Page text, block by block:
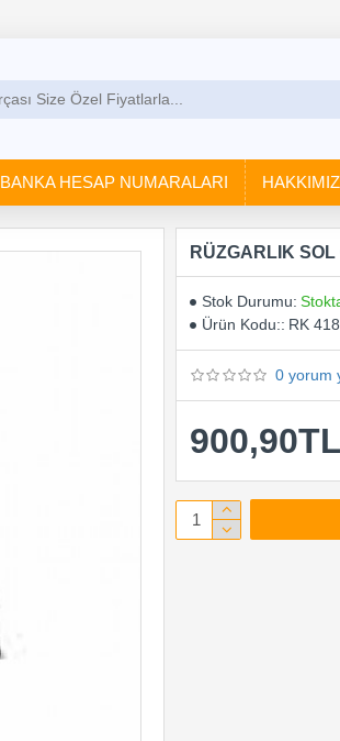
BANKA HESAP NUMARALARI
RÜZGARLIK
Stok Durumu:
Ürün Kodu:: RK
0 yorum
900,90TL